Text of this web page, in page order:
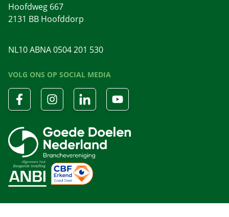
Hoofdweg 667
2131 BB Hoofddorp
NL10 ABNA 0504 201 530
VOLG ONS OP SOCIAL MEDIA